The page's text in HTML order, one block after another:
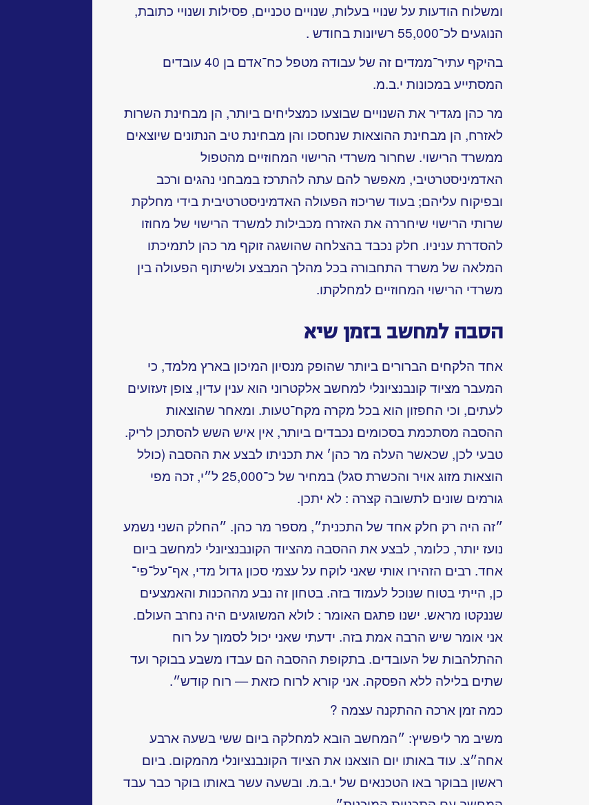
ומשלוח הודעות על שנויי בעלות, שנויים טכניים, פסילות ושנויי כתובת,
הנוגעים לכ־55,000 רשיונות בחודש .
בהיקף עתיר־ממדים זה של עבודה מטפל כח־אדם בן 40 עובדים
המסתייע במכונות י.ב.מ.
מר כהן מגדיר את השנויים שבוצעו כמצליחים ביותר, הן מבחינת השרות
לאזרח, הן מבחינת ההוצאות שנחסכו והן מבחינת טיב הנתונים שיוצאים
ממשרד הרישוי. שחרור משרדי הרישוי המחוזיים מהטפול
האדמיניסטרטיבי, מאפשר להם עתה להתרכז במבחני נהגים ורכב
ובפיקוח עליהם; בעוד שריכוז הפעולה האדמיניסטרטיבית בידי מחלקת
שרותי הרישוי שיחררה את האזרח מכבילות למשרד הרישוי של מחוזו
להסדרת עניניו. חלק נכבד בהצלחה שהושגה זוקף מר כהן לתמיכתו
המלאה של משרד התחבורה בכל מהלך המבצע ולשיתוף הפעולה בין
משרדי הרישוי המחוזיים למחלקתו.
הסבה למחשב בזמן שיא
אחד הלקחים הברורים ביותר שהופק מנסיון המיכון בארץ מלמד, כי
המעבר מציוד קונבנציונלי למחשב אלקטרוני הוא ענין עדין, צופן זעזועים
לעתים, וכי החפזון הוא בכל מקרה מקח־טעות. ומאחר שהוצאות
ההסבה מסתכמת בסכומים נכבדים ביותר, אין איש השש להסתכן לריק.
טבעי לכן, שכאשר העלה מר כהן׳ את תכניתו לבצע את ההסבה (כולל
הוצאות מזוג אויר והכשרת סגל) במחיר של כ־25,000 ל״י, זכה מפי
גורמים שונים לתשובה קצרה : לא יתכן.
״זה היה רק חלק אחד של התכנית״, מספר מר כהן. ״החלק השני נשמע
נועז יותר, כלומר, לבצע את ההסבה מהציוד הקונבנציונלי למחשב ביום
אחד. רבים הזהירו אותי שאני לוקח על עצמי סכון גדול מדי, אף־על־פי־
כן, הייתי בטוח שנוכל לעמוד בזה. בטחון זה נבע מההכנות והאמצעים
שננקטו מראש. ישנו פתגם האומר : לולא המשוגעים היה נחרב העולם.
אני אומר שיש הרבה אמת בזה. ידעתי שאני יכול לסמוך על רוח
ההתלהבות של העובדים. בתקופת ההסבה הם עבדו משבע בבוקר ועד
שתים בלילה ללא הפסקה. אני קורא לרוח כזאת — רוח קודש״.
כמה זמן ארכה ההתקנה עצמה ?
משיב מר ליפשיץ: ״המחשב הובא למחלקה ביום ששי בשעה ארבע
אחה״צ. עוד באותו יום הוצאנו את הציוד הקונבנציונלי מהמקום. ביום
ראשון בבוקר באו הטכנאים של י.ב.מ. ובשעה עשר באותו בוקר כבר עבד